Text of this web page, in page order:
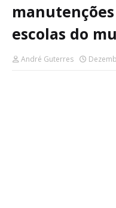
escolas do
André Guterres